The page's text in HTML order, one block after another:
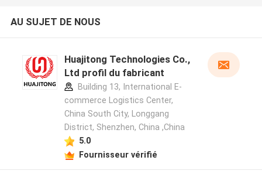
AU SUJET DE NOUS
Huajitong Technologies Co.,
Ltd profil du fabricant
Building 13, International E-
commerce Logistics Center,
China South City, Longgang
District, Shenzhen, China ,China
5.0
Fournisseur vérifié